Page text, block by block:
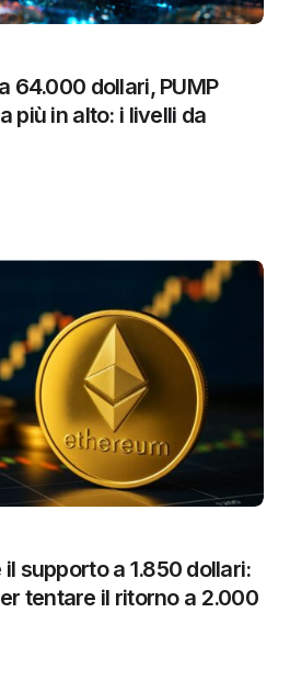
64.000 dollari, PUMP
più in alto: i livelli da
supporto a 1.850 dollari:
tentare il ritorno a 2.000